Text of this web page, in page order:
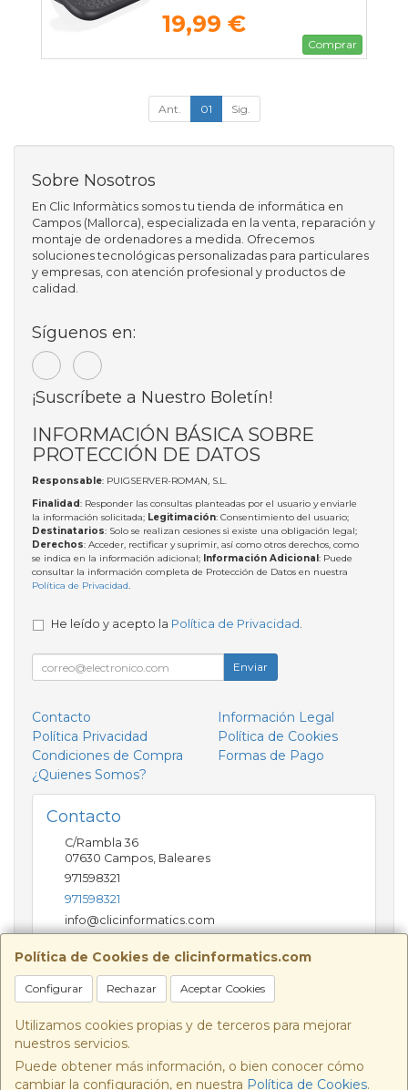
19,99 €
Comprar
Ant. 01 Sig.
Política de Cookies de clicinformatics.com
Configurar Rechazar Aceptar Cookies
Utilizamos cookies propias y de terceros para mejorar
nuestros servicios.
Puede obtener más información, o bien conocer cómo
cambiar la configuración, en nuestra Política de Cookies.
Sobre Nosotros
En Clic Informàtics somos tu tienda de informática en
Campos (Mallorca), especializada en la venta, reparación y
montaje de ordenadores a medida. Ofrecemos
soluciones tecnológicas personalizadas para particulares
y empresas, con atención profesional y productos de
calidad.
Síguenos en:
¡Suscríbete a Nuestro Boletín!
INFORMACIÓN BÁSICA SOBRE
PROTECCIÓN DE DATOS
Responsable: PUIGSERVER-ROMAN, S.L.
Finalidad: Responder las consultas planteadas por el usuario y enviarle
la información solicitada; Legitimación: Consentimiento del usuario;
Destinatarios: Solo se realizan cesiones si existe una obligación legal;
Derechos: Acceder, rectificar y suprimir, así como otros derechos, como
se indica en la información adicional; Información Adicional : Puede
consultar la información completa de Protección de Datos en nuestra
Política de Privacidad.
He leído y acepto la Política de Privacidad .
Enviar
Contacto
Información Legal
Política Privacidad
Política de Cookies
Condiciones de Compra
Formas de Pago
¿Quienes Somos?
Contacto
C/Rambla 36
07630 Campos, Baleares
971598321
971598321
info@clicinformatics.com
Horario
De lunes a viernes 9:00-13:30/16:00-19:30 Sábados
10:00-13:00